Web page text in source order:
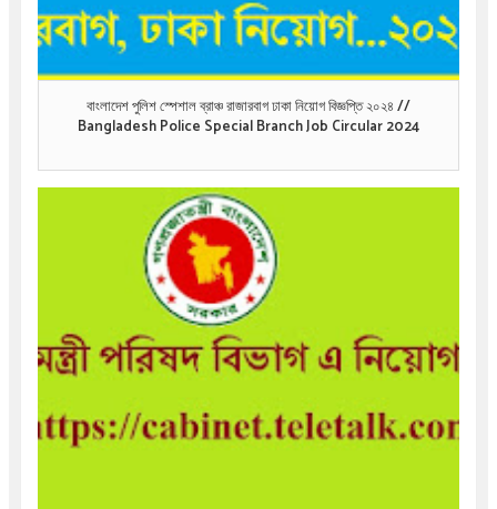
বাংলাদেশ পুলিশ স্পেশাল ব্রাঞ্চ রাজারবাগ ঢাকা নিয়োগ বিজ্ঞপ্তি ২০২৪ //
Bangladesh Police Special Branch Job Circular 2024